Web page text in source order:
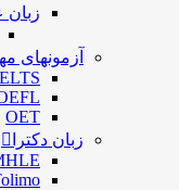
آزمونهای
OET
زبان دکترا